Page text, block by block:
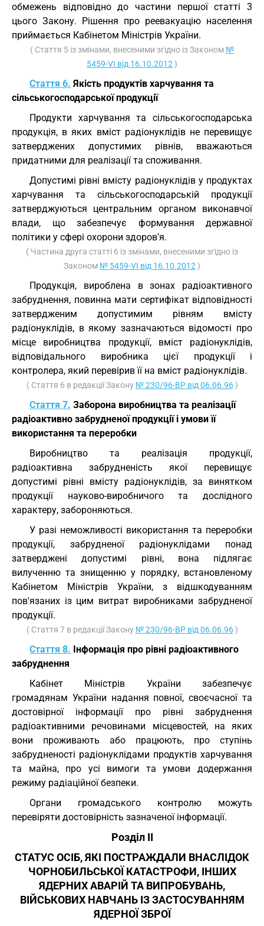
обмежень відповідно до частини першої статті 3
цього Закону. Рішення про реевакуацію населення
приймається Кабінетом Міністрів України.
( Стаття 5 із змінами, внесеними згідно із Законом №
5459-VI від 16.10.2012 )
Стаття 6. Якість продуктів харчування та
сільськогосподарської продукції
Продукти харчування та сільськогосподарська
продукція, в яких вміст радіонуклідів не перевищує
затверджених допустимих рівнів, вважаються
придатними для реалізації та споживання.
Допустимі рівні вмісту радіонуклідів у продуктах
харчування та сільськогосподарській продукції
затверджуються центральним органом виконавчої
влади, що забезпечує формування державної
політики у сфері охорони здоров'я.
( Частина друга статті 6 із змінами, внесеними згідно із
Законом № 5459-VI від 16.10.2012 )
Продукція, вироблена в зонах радіоактивного
забруднення, повинна мати сертифікат відповідності
затвердженим допустимим рівням вмісту
радіонуклідів, в якому зазначаються відомості про
місце виробництва продукції, вміст радіонуклідів,
відповідального виробника цієї продукції і
контролера, який перевірив її на вміст радіонуклідів.
( Стаття 6 в редакції Закону № 230/96-ВР від 06.06.96)
Стаття 7. Заборона виробництва та реалізації
радіоактивно забрудненої продукції і умови її
використання та переробки
Виробництво та реалізація продукції,
радіоактивна забрудненість якої перевищує
допустимі рівні вмісту радіонуклідів, за винятком
продукції науково-виробничого та дослідного
характеру, забороняються.
У разі неможливості використання та переробки
продукції, забрудненої радіонуклідами понад
затверджені допустимі рівні, вона підлягає
вилученню та знищенню у порядку, встановленому
Кабінетом Міністрів України, з відшкодуванням
пов'язаних із цим витрат виробниками забрудненої
продукції.
( Стаття 7 в редакції Закону № 230/96-ВР від 06.06.96)
Стаття 8. Інформація про рівні радіоактивного
забруднення
Кабінет Міністрів України забезпечує
громадянам України надання повної, своєчасної та
достовірної інформації про рівні забруднення
радіоактивними речовинами місцевостей, на яких
вони проживають або працюють, про ступінь
забрудненості радіонуклідами продуктів харчування
та майна, про усі вимоги та умови додержання
режиму радіаційної безпеки.
Органи громадського контролю можуть
перевіряти достовірність зазначеної інформації.
Розділ II
СТАТУС ОСІБ, ЯКІ ПОСТРАЖДАЛИ ВНАСЛІДОК
ЧОРНОБИЛЬСЬКОЇ КАТАСТРОФИ, ІНШИХ
ЯДЕРНИХ АВАРІЙ ТА ВИПРОБУВАНЬ,
ВІЙСЬКОВИХ НАВЧАНЬ ІЗ ЗАСТОСУВАННЯМ
ЯДЕРНОЇ ЗБРОЇ